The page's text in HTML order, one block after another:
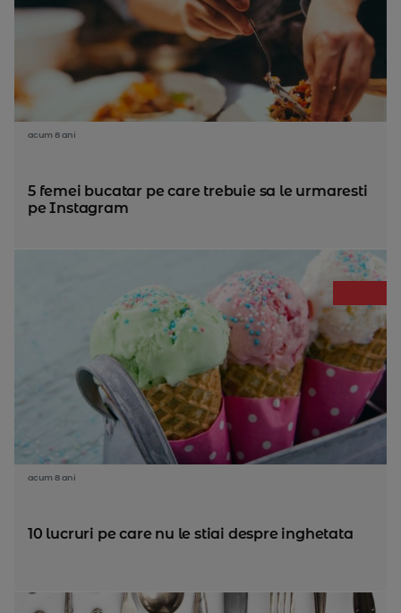
acum 8 ani
5 femei bucatar pe care trebuie sa le urmaresti
pe Instagram
acum 8 ani
10 lucruri pe care nu le stiai despre inghetata